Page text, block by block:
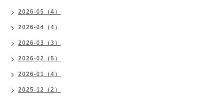
2026-05（4）
2026-04（4）
2026-03（3）
2026-02（5）
2026-01（4）
2025-12（2）